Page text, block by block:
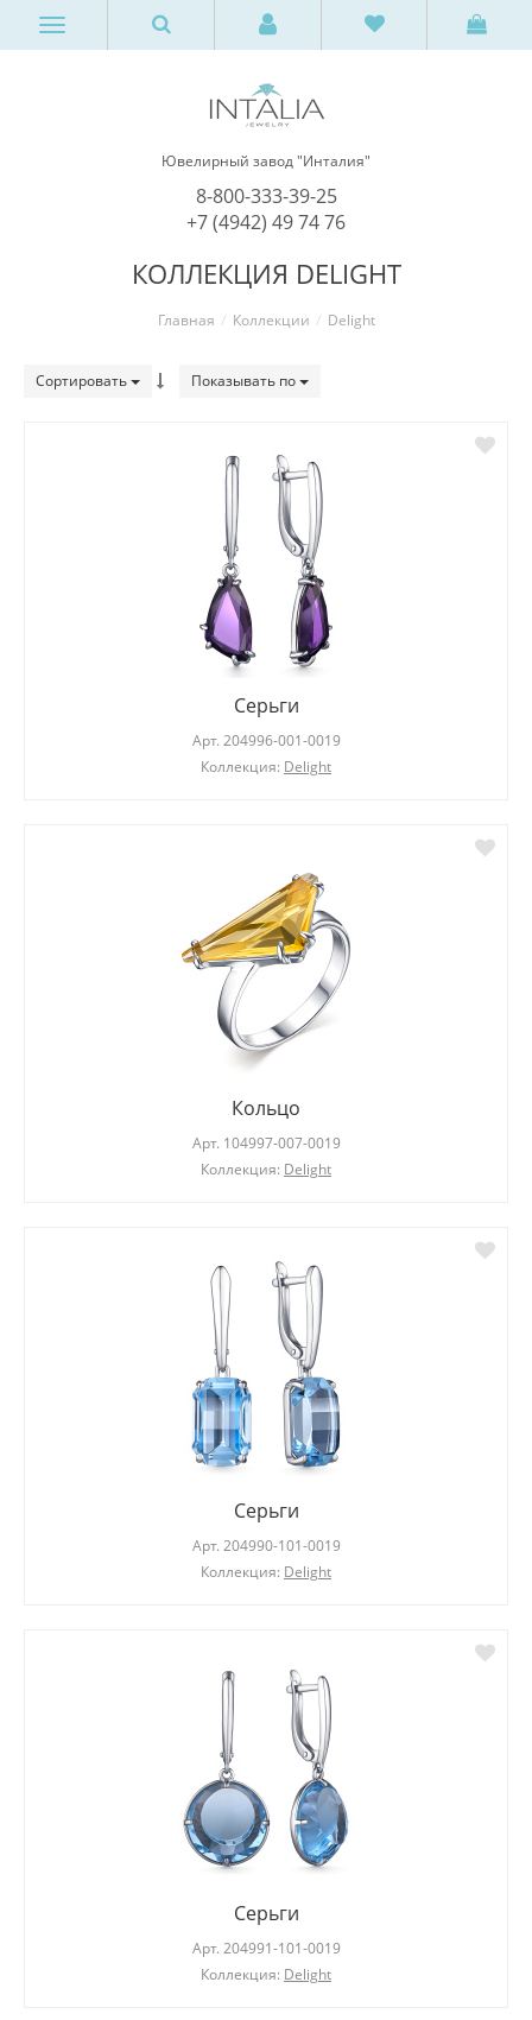
Ювелирный завод "Инталия"
8-800-333-39-25
+7 (4942) 49 74 76
КОЛЛЕКЦИЯ DELIGHT
Главная Коллекции Delight
Сортировать Показывать по
Серьги
Арт. 204996-001-0019
Коллекция: Delight
Кольцо
Арт. 104997-007-0019
Коллекция: Delight
Серьги
Арт. 204990-101-0019
Коллекция: Delight
Серьги
Арт. 204991-101-0019
Коллекция: Delight